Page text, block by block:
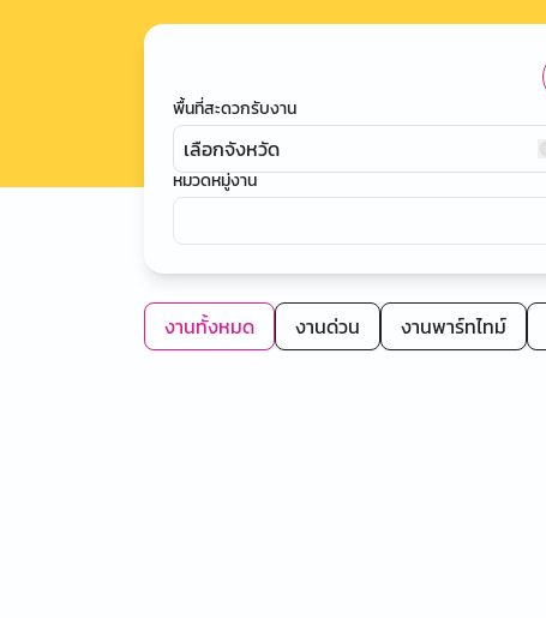
พื้นที่สะดวกรับงาน
เลือกจังหวัด
หมวดหมู่งาน
งานทั้งหมด งานด่วน งานพาร์ทไทม์